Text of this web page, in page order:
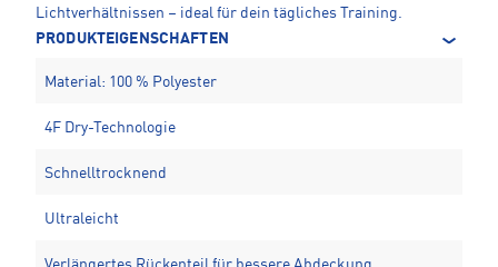
Lichtverhältnissen – ideal für dein tägliches Training.
PRODUKTEIGENSCHAFTEN
Material: 100 % Polyester
4F Dry-Technologie
Schnelltrocknend
Ultraleicht